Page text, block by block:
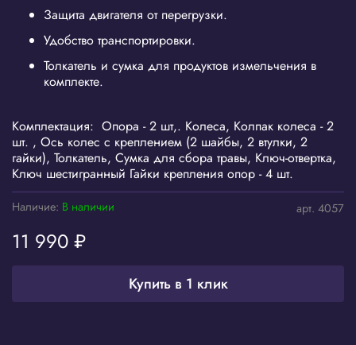
арт. 4057
Наличие: В наличии
11 990 ₽
Купить в 1 клик
Защита двигателя от перегрузки.
Удобство транспортировки.
Толкатель и сумка для продуктов измельчения в
комплекте.
Комплектация: Опора - 2 шт,. Колеса, Колпак колеса - 2
шт. , Ось колес с креплением (2 шайбы, 2 втулки, 2
гайки), Толкатель, Сумка для сбора травы, Ключ-отвертка,
Ключ шестигранный Гайки крепления опор - 4 шт.